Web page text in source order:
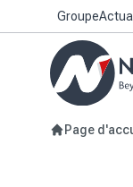
Groupe
Page